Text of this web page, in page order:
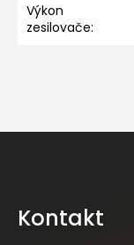
Výkon
zesilovače:
Z
Kontakt